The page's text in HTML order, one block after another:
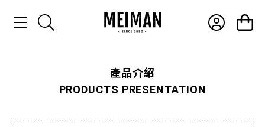
產品介紹
產品介紹
PRODUCTS PRESENTATION